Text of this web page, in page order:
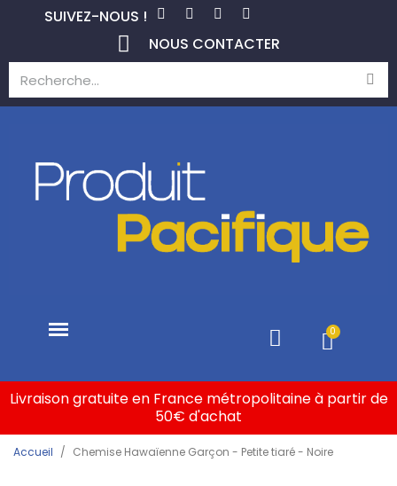
SUIVEZ-NOUS !
NOUS CONTACTER
Livraison gratuite en France métropolitaine à partir de
50€ d'achat
Accueil Chemise Hawaïenne Garçon - Petite tiaré - Noire